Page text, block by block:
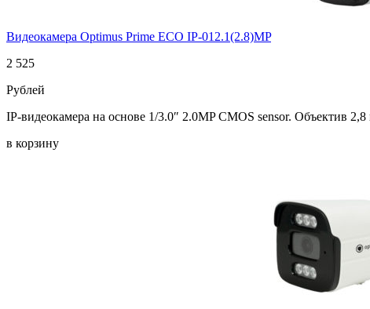
Видеокамера Optimus Prime ECO IP-012.1(2.8)MP
2 525
Рублей
IP-видеокамера на основе 1/3.0″ 2.0MP CMOS sensor. Объектив
в корзину